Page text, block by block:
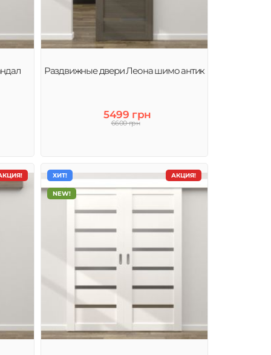
Раздвижные двери Леона шимо антик
5499 грн
6600 грн
АКЦИЯ!
ХИТ!
NEW!